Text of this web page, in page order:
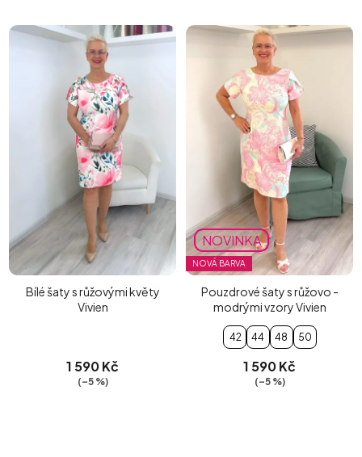
Bílé šaty s růžovými květy
Vivien
1 590 Kč
(–5 %)
NOVINKA
NOVÁ BARVA
Pouzdrové šaty s růžovo -
modrými vzory Vivien
42 44 48 50
1 590 Kč
(–5 %)